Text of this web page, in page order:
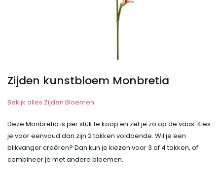
Zijden kunstbloem Monbretia
Bekijk alles Zijden Bloemen
Deze Monbretia is per stuk te koop en zet je zo op de vaas. Kies
je voor eenvoud dan zijn 2 takken voldoende. Wil je een
blikvanger creëren? Dan kun je kiezen voor 3 of 4 takken, of
combineer je met andere bloemen.